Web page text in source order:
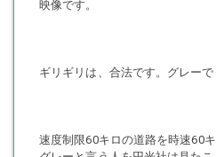
映像です。
ギリギリは、合法です。グレーで
速度制限60キロの道路を時速60